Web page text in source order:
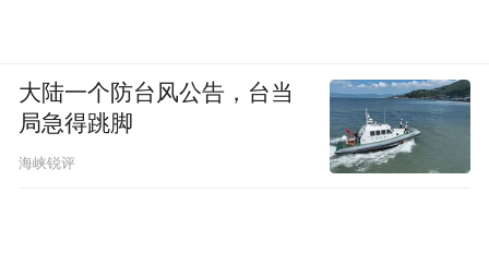
大陆一个防台风公告，台当
局急得跳脚
海峡锐评